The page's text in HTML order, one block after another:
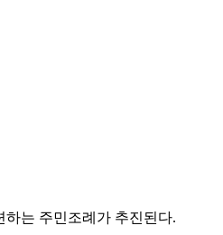
는 주민조례가 추진된다.